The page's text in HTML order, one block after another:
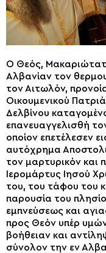
Ο Θεός,
Αλβανίαν τον
τον Αιτωλόν,
Οικουμενικού
Δελβίνου
επανευαγγελισθή
οποίον επετέλεσεν
αυτόχρημα
τον μαρτυρικόν και
Ιερομάρτυς Ιησού
του, του τάφου του
παρουσία του
εμπνεύσεως και
προς Θεόν υπέρ
βοήθειαν και
σύνολον την εν